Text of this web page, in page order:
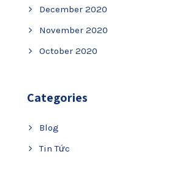
December 2020
November 2020
October 2020
Categories
Blog
Tin Tức